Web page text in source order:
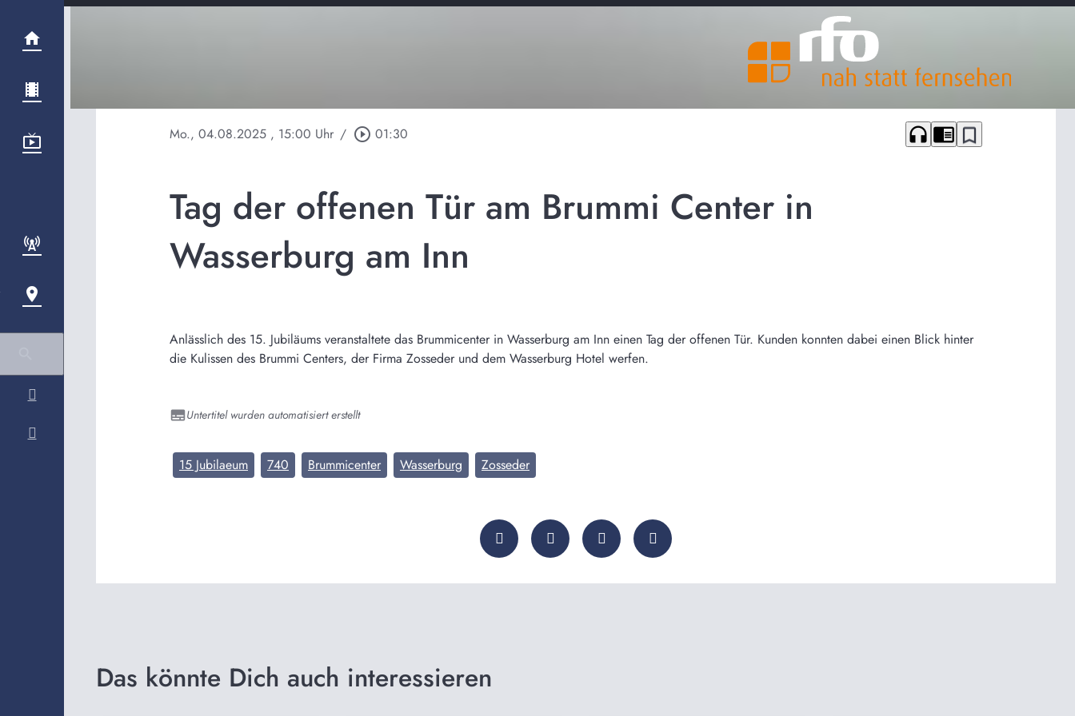
Mo., 04.08.2025 , 15:00 Uhr / play_circle_outline 01:30 headphones chrome_reader_mode bookmark_border
Tag der offenen Tür am Brummi Center in
Wasserburg am Inn
Anlässlich des 15. Jubiläums veranstaltete das Brummicenter in Wasserburg am Inn einen Tag der offenen Tür. Kunden konnten dabei einen Blick hinter
die Kulissen des Brummi Centers, der Firma Zosseder und dem Wasserburg Hotel werfen.
Untertitel wurden automatisiert erstellt
15 Jubilaeum 740 Brummicenter Wasserburg Zosseder
Das könnte Dich auch interessieren